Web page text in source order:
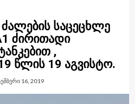
ძალების საცეცხლე
ძირითადი
,
წლის 19 აგვისტო.
16, 2019